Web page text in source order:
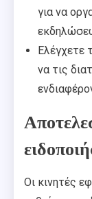
για να
Ελέγχετε
να τις
Οι κινητές